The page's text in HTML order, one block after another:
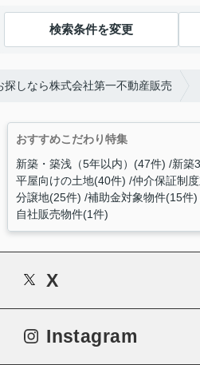
検索条件を変更
探しなら株式会社第一不動産販売
おすすめこだわり特集
新築・築浅（5年以内）(47件) 新築
平屋向けの土地(40件) 仲介保証制
分譲地(25件) 補助金対象物件(15件)
自社販売物件(1件)
X
Instagram